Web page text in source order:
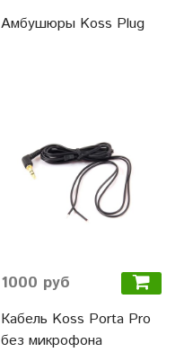
Амбушюры Koss Plug
1000 руб
Кабель Koss Porta Pro
без микрофона